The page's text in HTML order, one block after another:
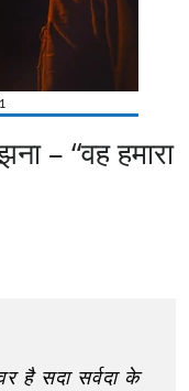
– “वह हमारा
है सदा सर्वदा के